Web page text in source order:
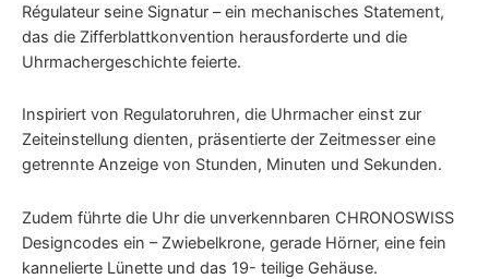
Régulateur seine Signatur – ein mechanisches Statement,
das die Zifferblattkonvention herausforderte und die
Uhrmachergeschichte feierte.
Inspiriert von Regulatoruhren, die Uhrmacher einst zur
Zeiteinstellung dienten, präsentierte der Zeitmesser eine
getrennte Anzeige von Stunden, Minuten und Sekunden.
Zudem führte die Uhr die unverkennbaren CHRONOSWISS
Designcodes ein – Zwiebelkrone, gerade Hörner, eine fein
kannelierte Lünette und das 19- teilige Gehäuse.